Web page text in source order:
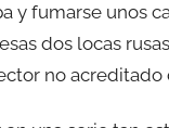
y fumarse unos
dos locas
no acreditado